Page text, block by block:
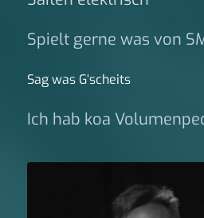
Spielt gerne was von
Sag was G‘scheits
Ich hab koa